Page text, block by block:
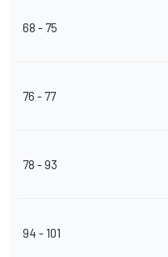
68 - 75
76 - 77
78 - 93
94 - 101